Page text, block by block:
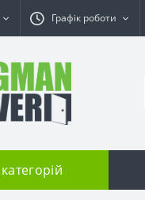
Графік роботи